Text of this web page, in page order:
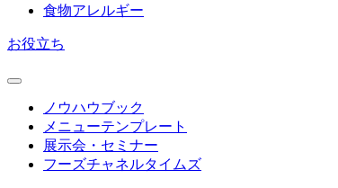
食物アレルギー
お役立ち
ノウハウブック
メニューテンプレート
展示会・セミナー
フーズチャネルタイムズ